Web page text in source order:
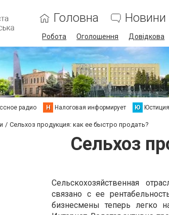
Головна Новини
Робота Оголошення Довідкова
радио Н Налоговая информирует Ю
Сельхоз продукция: как ее быстро продать?
Сельхоз
Сельскохозяйственная
связано с ее
бизнесмены теперь легко